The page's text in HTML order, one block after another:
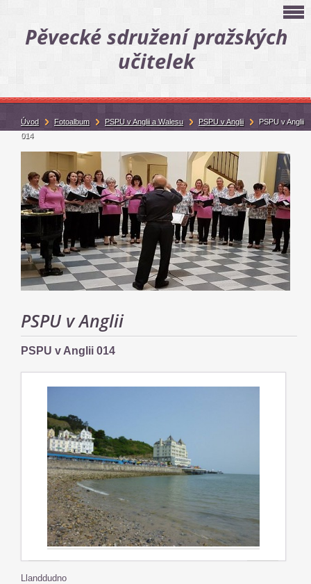
Pěvecké sdružení pražských
učitelek
PSPU v Anglii
PSPU v Anglii 014
Llanddudno
Úvod Fotoalbum PSPU v Anglii a Walesu PSPU v Anglii
PSPU v Anglii
014